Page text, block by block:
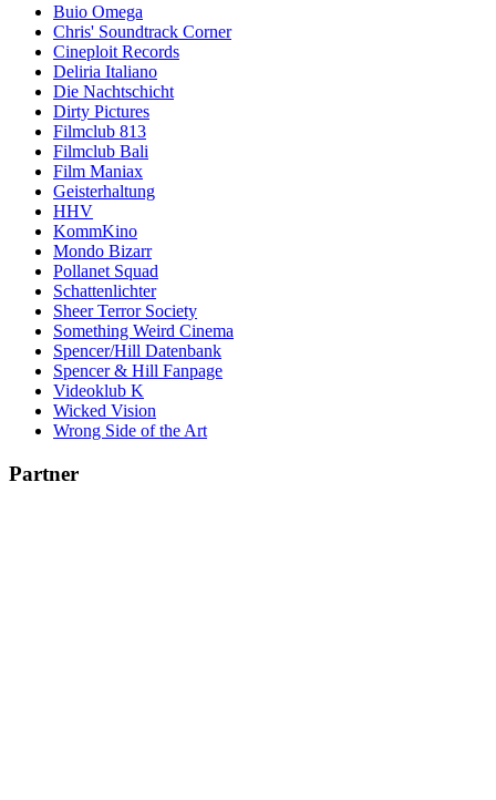
Buio Omega
Chris' Soundtrack Corner
Cineploit Records
Deliria Italiano
Die Nachtschicht
Dirty Pictures
Filmclub 813
Filmclub Bali
Film Maniax
Geisterhaltung
HHV
KommKino
Mondo Bizarr
Pollanet Squad
Schattenlichter
Sheer Terror Society
Something Weird Cinema
Spencer/Hill Datenbank
Spencer & Hill Fanpage
Videoklub K
Wicked Vision
Wrong Side of the Art
Partner